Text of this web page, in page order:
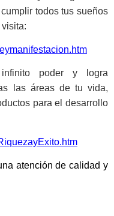
todos tus sueños
poder y logra
las áreas de tu vida,
para el desarrollo
atención de calidad y